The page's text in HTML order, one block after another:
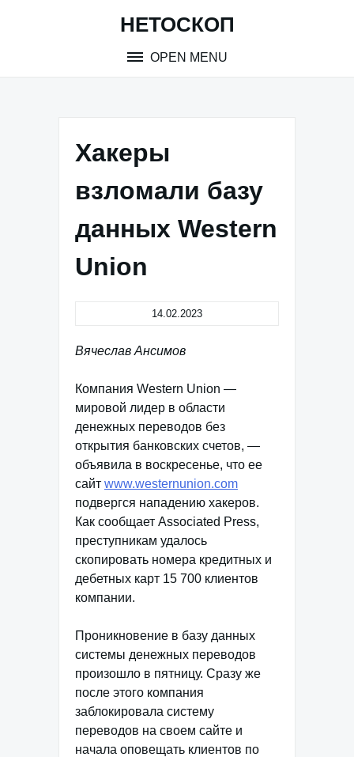
НЕТОСКОП
OPEN MENU
Хакеры
взломали базу
данных Western
Union
14.02.2023
Вячеслав Ансимов
Компания Western Union —
мировой лидер в области
денежных переводов без
открытия банковских счетов, —
объявила в воскресенье, что ее
сайт www.westernunion.com
подвергся нападению хакеров.
Как сообщает Associated Press,
преступникам удалось
скопировать номера кредитных и
дебетных карт 15 700 клиентов
компании.
Проникновение в базу данных
системы денежных переводов
произошло в пятницу. Сразу же
после этого компания
заблокировала систему
переводов на своем сайте и
начала оповещать клиентов по